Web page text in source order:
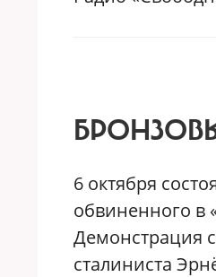
6 октября
обвиненного в
Демонстрация
сталиниста